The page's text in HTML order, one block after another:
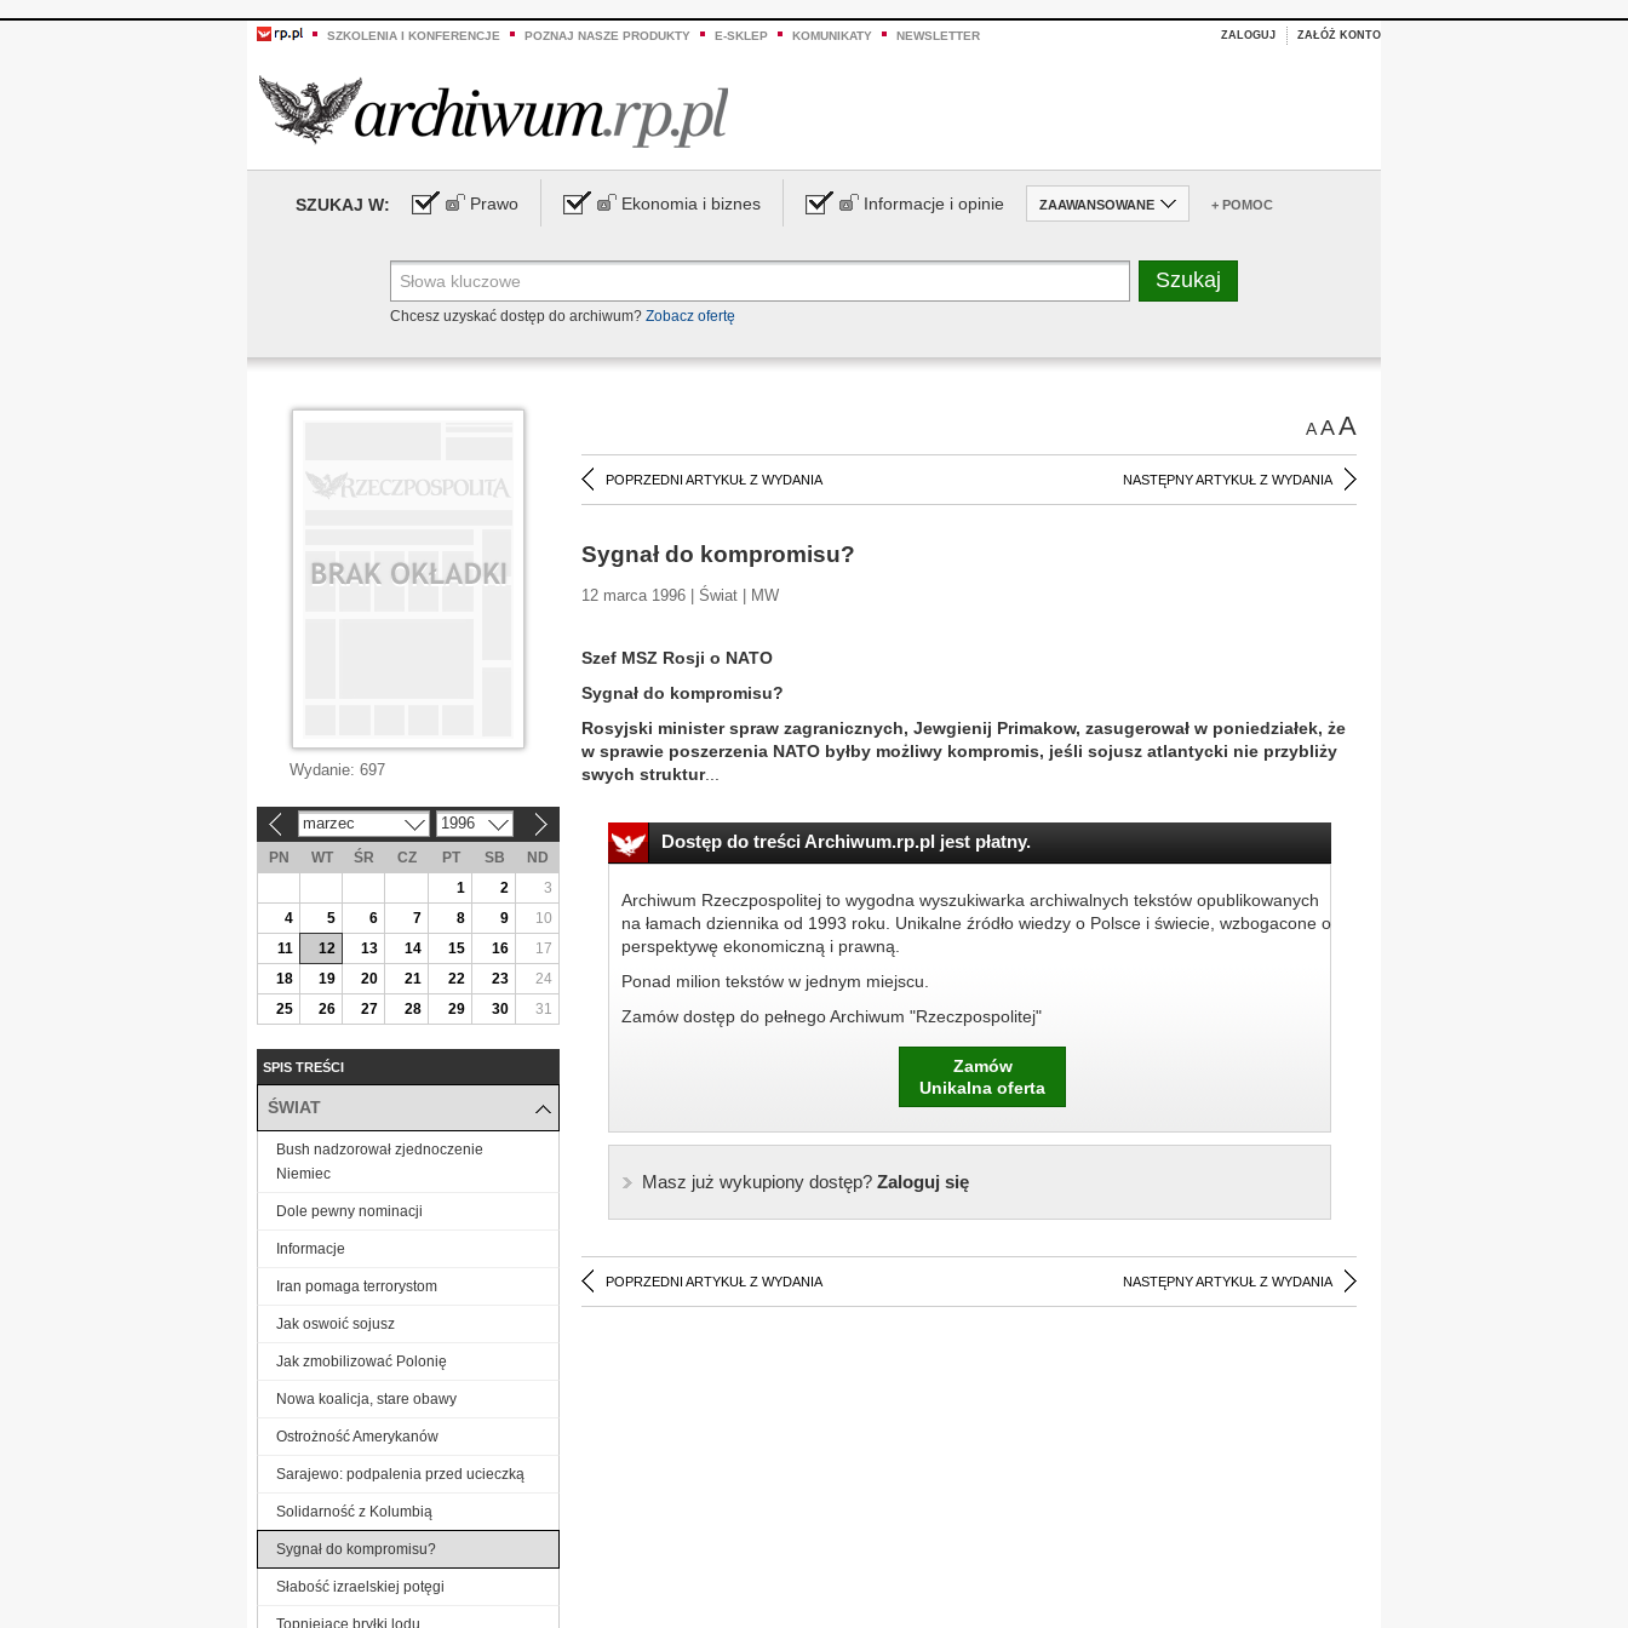
SZKOLENIA I KONFERENCJE POZNAJ NASZE PRODUKTY E-SKLEP KOMUNIKATY NEWSLETTER ZALOGUJ ZAŁÓŻ KONTO
SZUKAJ W: Prawo Ekonomia i biznes Informacje i opinie ZAAWANSOWANE + POMOC
Chcesz uzyskać dostęp do archiwum? Zobacz ofertę
AAA
POPRZEDNI ARTYKUŁ Z WYDANIA NASTĘPNY ARTYKUŁ Z WYDANIA
Sygnał do kompromisu?
12 marca 1996 | Świat | MW
Szef MSZ Rosji o NATO
Sygnał do kompromisu?
Rosyjski minister spraw zagranicznych, Jewgienij Primakow, zasugerował w poniedziałek, że
w sprawie poszerzenia NATO byłby możliwy kompromis, jeśli sojusz atlantycki nie przybliży
swych struktur...
Dostęp do treści Archiwum.rp.pl jest płatny.
Archiwum Rzeczpospolitej to wygodna wyszukiwarka archiwalnych tekstów opublikowanych
na łamach dziennika od 1993 roku. Unikalne źródło wiedzy o Polsce i świecie, wzbogacone o
perspektywę ekonomiczną i prawną.
Ponad milion tekstów w jednym miejscu.
Zamów dostęp do pełnego Archiwum "Rzeczpospolitej"
Zamów
Unikalna oferta
Masz już wykupiony dostęp?Zaloguj się
POPRZEDNI ARTYKUŁ Z WYDANIA NASTĘPNY ARTYKUŁ Z WYDANIA
Wydanie: 697
marzec 1996
PN WT ŚR CZ PT SB
ND
1
2
3
4
5 6 7 8 9
10
11
12 13 14 15 16
17
18
19 20 21 22 23
24
25
26 27 28 29 30 31
SPIS TREŚCI
ŚWIAT
Bush nadzorował zjednoczenie
Niemiec
Dole pewny nominacji
Informacje
Iran pomaga terrorystom
Jak oswoić sojusz
Jak zmobilizować Polonię
Nowa koalicja, stare obawy
Ostrożność Amerykanów
Sarajewo: podpalenia przed ucieczką
Solidarność z Kolumbią
Sygnał do kompromisu?
Słabość izraelskiej potęgi
Topniejące bryłki lodu